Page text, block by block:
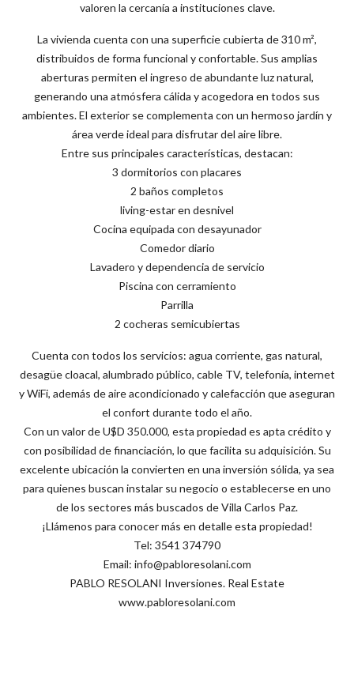
valoren la cercanía a instituciones clave.
La vivienda cuenta con una superficie cubierta de 310 m²,
distribuidos de forma funcional y confortable. Sus amplias
aberturas permiten el ingreso de abundante luz natural,
generando una atmósfera cálida y acogedora en todos sus
ambientes. El exterior se complementa con un hermoso jardín y
área verde ideal para disfrutar del aire libre.
Entre sus principales características, destacan:
3 dormitorios con placares
2 baños completos
living-estar en desnivel
Cocina equipada con desayunador
Comedor diario
Lavadero y dependencia de servicio
Piscina con cerramiento
Parrilla
2 cocheras semicubiertas
Cuenta con todos los servicios: agua corriente, gas natural,
desagüe cloacal, alumbrado público, cable TV, telefonía, internet
y WiFi, además de aire acondicionado y calefacción que aseguran
el confort durante todo el año.
Con un valor de U$D 350.000, esta propiedad es apta crédito y
con posibilidad de financiación, lo que facilita su adquisición. Su
excelente ubicación la convierten en una inversión sólida, ya sea
para quienes buscan instalar su negocio o establecerse en uno
de los sectores más buscados de Villa Carlos Paz.
¡Llámenos para conocer más en detalle esta propiedad!
Tel: 3541 374790
Email: info@pabloresolani.com
PABLO RESOLANI Inversiones. Real Estate
www.pabloresolani.com